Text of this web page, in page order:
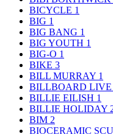
BICYCLE 1
BIG 1
BIG BANG 1
BIG YOUTH 1
BIG-O 1
BIKE 3
BILL MURRAY 1
BILLBOARD LIVE
BILLIE EILISH 1
BILLIE HOLIDAY
BIM 2
BIOCERAMIC